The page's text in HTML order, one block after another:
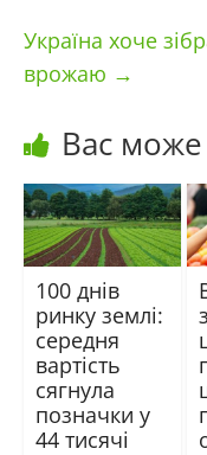
Україна хоче
врожаю →
Вас може
100 днів
ринку землі:
середня
вартість
сягнула
позначки у
44 тисячі